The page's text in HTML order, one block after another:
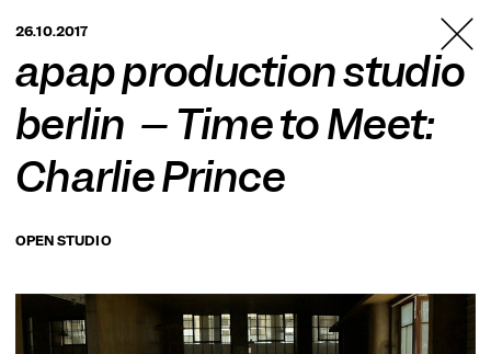
BERLIN
26.10.2017
apap production studio
berlin – Time to Meet:
Charlie Prince
OPEN STUDIO